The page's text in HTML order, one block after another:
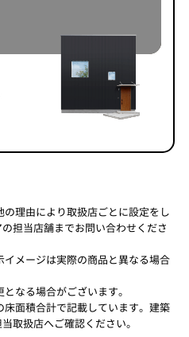
理由により取扱店ごとに設定をし
担当店舗までお問い合わせくださ
メージは実際の商品と異なる場合
なる場合がございます。
面積合計で記載しています。建築
取扱店へご確認ください。